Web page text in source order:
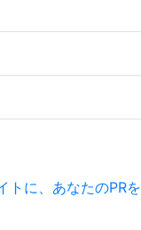
トに、あなたのPRを